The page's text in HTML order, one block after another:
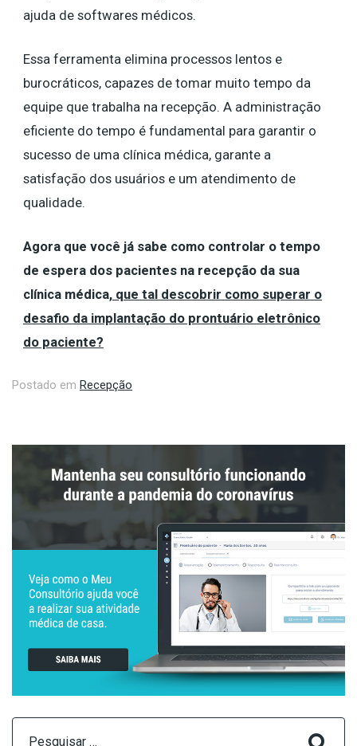
ajuda de softwares médicos.
Essa ferramenta elimina processos lentos e
burocráticos, capazes de tomar muito tempo da
equipe que trabalha na recepção. A administração
eficiente do tempo é fundamental para garantir o
sucesso de uma clínica médica, garante a
satisfação dos usuários e um atendimento de
qualidade.
Agora que você já sabe como controlar o tempo
de espera dos pacientes na recepção da sua
clínica médica, que tal descobrir como superar o
desafio da implantação do prontuário eletrônico
do paciente?
Postado em Recepção